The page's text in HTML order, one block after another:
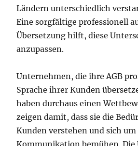
Ländern unterschiedlich
Eine sorgfältige professionell
Übersetzung hilft, diese
anzupassen.
Unternehmen, die ihre AGB
Sprache ihrer Kunden
haben durchaus einen
zeigen damit, dass sie die
Kunden verstehen und sich um
Kommunikation bemühen. Die